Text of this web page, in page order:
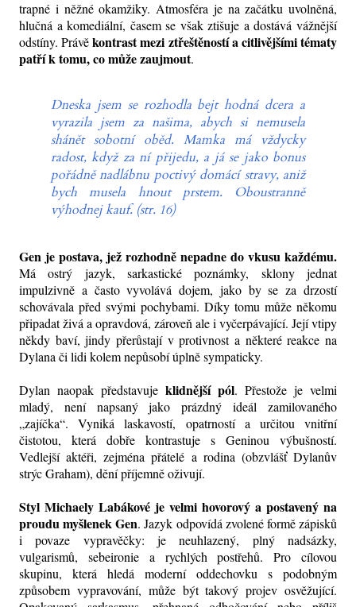
trapné i něžné okamžiky. Atmosféra je na začátku uvolněná,
hlučná a komediální, časem se však ztišuje a dostává vážnější
odstíny. Právěkontrast mezi ztřeštěností a citlivějšími tématy
patří k tomu, co může zaujmout.
Dneska jsem se rozhodla bejt hodná dcera a
vyrazila jsem za našima, abych si nemusela
shánět sobotní oběd. Mamka má vždycky
radost, když za ní přijedu, a já se jako bonus
pořádně nadlábnu poctivý domácí stravy, aniž
bych musela hnout prstem. Oboustranně
výhodnej kauf. (str. 16)
Gen je postava, jež rozhodně nepadne do vkusu každému.
Má ostrý jazyk, sarkastické poznámky, sklony jednat
impulzivně a často vyvolává dojem, jako by se za drzostí
schovávala před svými pochybami. Díky tomu může někomu
připadat živá a opravdová, zároveň ale i vyčerpávající. Její vtipy
někdy baví, jindy přerůstají v protivnost a některé reakce na
Dylana či lidi kolem nepůsobí úplně sympaticky.
Dylan naopak představuje klidnější pól. Přestože je velmi
mladý, není napsaný jako prázdný ideál zamilovaného
„zajíčka“. Vyniká laskavostí, opatrností a určitou vnitřní
čistotou, která dobře kontrastuje s Geninou výbušností.
Vedlejší aktéři, zejména přátelé a rodina (obzvlášť Dylanův
strýc Graham), dění příjemně oživují.
Styl Michaely Labákové je velmi hovorový a postavený na
proudu myšlenek Gen. Jazyk odpovídá zvolené formě zápisků
i povaze vypravěčky: je neuhlazený, plný nadsázky,
vulgarismů, sebeironie a rychlých postřehů. Pro cílovou
skupinu, která hledá moderní oddechovku s podobným
způsobem vypravování, může být takový projev osvěžující.